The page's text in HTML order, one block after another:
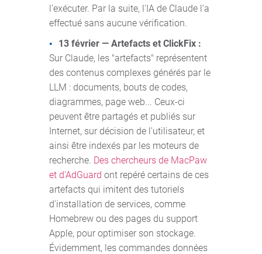
l'exécuter. Par la suite, l'IA de Claude l'a
effectué sans aucune vérification.
13 février — Artefacts et ClickFix :
Sur Claude, les "artefacts" représentent
des contenus complexes générés par le
LLM : documents, bouts de codes,
diagrammes, page web... Ceux-ci
peuvent être partagés et publiés sur
Internet, sur décision de l'utilisateur, et
ainsi être indexés par les moteurs de
recherche. Des chercheurs de MacPaw
et d'AdGuard ont repéré certains de ces
artefacts qui imitent des tutoriels
d'installation de services, comme
Homebrew ou des pages du support
Apple, pour optimiser son stockage.
Évidemment, les commandes données